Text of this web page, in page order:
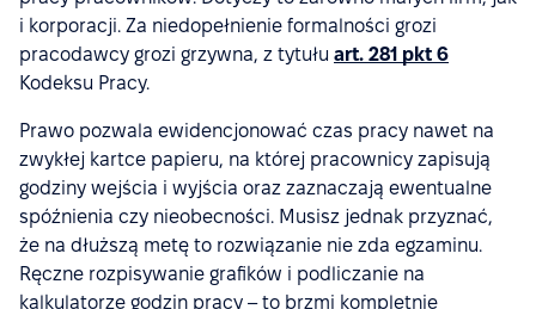
i korporacji. Za niedopełnienie formalności grozi
pracodawcy grozi grzywna, z tytułu art. 281 pkt 6
Kodeksu Pracy.
Prawo pozwala ewidencjonować czas pracy nawet na
zwykłej kartce papieru, na której pracownicy zapisują
godziny wejścia i wyjścia oraz zaznaczają ewentualne
spóźnienia czy nieobecności. Musisz jednak przyznać,
że na dłuższą metę to rozwiązanie nie zda egzaminu.
Ręczne rozpisywanie grafików i podliczanie na
kalkulatorze godzin pracy – to brzmi kompletnie